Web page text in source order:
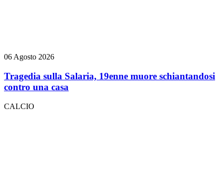
06 Agosto 2026
Tragedia sulla Salaria, 19enne muore schiantandosi
contro una casa
CALCIO